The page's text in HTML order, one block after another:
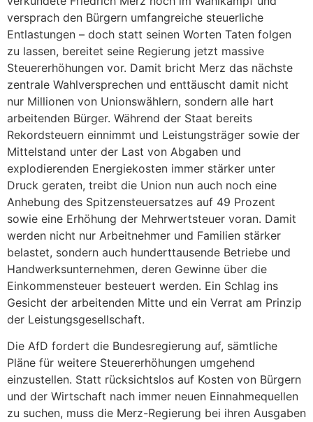
versprach den Bürgern umfangreiche steuerliche
Entlastungen – doch statt seinen Worten Taten folgen
zu lassen, bereitet seine Regierung jetzt massive
Steuererhöhungen vor. Damit bricht Merz das nächste
zentrale Wahlversprechen und enttäuscht damit nicht
nur Millionen von Unionswählern, sondern alle hart
arbeitenden Bürger. Während der Staat bereits
Rekordsteuern einnimmt und Leistungsträger sowie der
Mittelstand unter der Last von Abgaben und
explodierenden Energiekosten immer stärker unter
Druck geraten, treibt die Union nun auch noch eine
Anhebung des Spitzensteuersatzes auf 49 Prozent
sowie eine Erhöhung der Mehrwertsteuer voran. Damit
werden nicht nur Arbeitnehmer und Familien stärker
belastet, sondern auch hunderttausende Betriebe und
Handwerksunternehmen, deren Gewinne über die
Einkommensteuer besteuert werden. Ein Schlag ins
Gesicht der arbeitenden Mitte und ein Verrat am Prinzip
der Leistungsgesellschaft.
Die AfD fordert die Bundesregierung auf, sämtliche
Pläne für weitere Steuererhöhungen umgehend
einzustellen. Statt rücksichtslos auf Kosten von Bürgern
und der Wirtschaft nach immer neuen Einnahmequellen
zu suchen, muss die Merz-Regierung bei ihren Ausgaben